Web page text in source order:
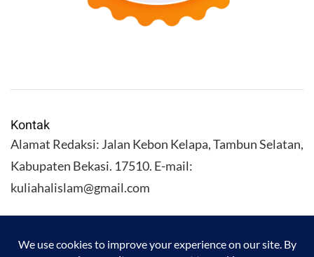
Kontak
Alamat Redaksi: Jalan Kebon Kelapa, Tambun Selatan,
Kabupaten Bekasi. 17510. E-mail:
kuliahalislam@gmail.com